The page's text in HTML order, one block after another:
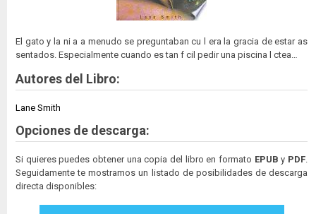
El gato y la ni a a menudo se preguntaban cu l era la gracia de estar as
sentados. Especialmente cuando es tan f cil pedir una piscina l ctea…
Autores del Libro:
Lane Smith
Opciones de descarga:
Si quieres puedes obtener una copia del libro en formato EPUB y PDF
Seguidamente te mostramos un listado de posibilidades de descarga
directa disponibles: